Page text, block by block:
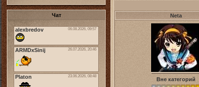
Чат Neta
Вне категорий